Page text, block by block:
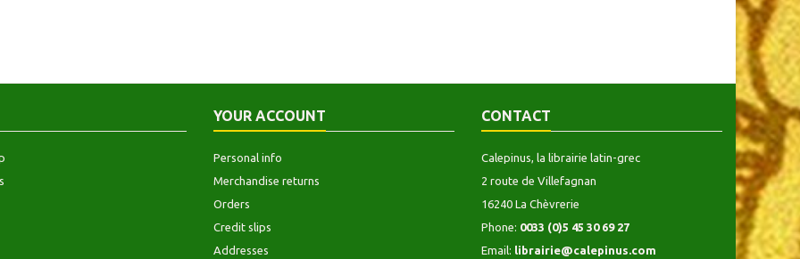
YOUR ACCOUNT
Personal info
Merchandise returns
Orders
Credit slips
Addresses
CONTACT
Calepinus, la librairie latin-grec
2 route de Villefagnan
16240 La Chèvrerie
Phone: 0033 (0)5 45 30 69 27
Email: librairie@calepinus.com